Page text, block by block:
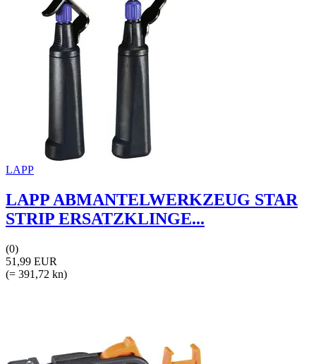
LAPP
LAPP ABMANTELWERKZEUG STAR
STRIP ERSATZKLINGE...
(0)
51,99 EUR
(= 391,72 kn)